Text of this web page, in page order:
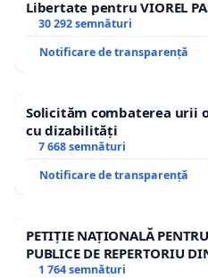
Libertate pentru VIOREL
30 292 semnături
Notificare de transparență
Solicităm combaterea urii
cu dizabilități
7 668 semnături
Notificare de transparență
PETIȚIE NAȚIONALĂ
PUBLICE DE REPERTORIU
1 764 semnături